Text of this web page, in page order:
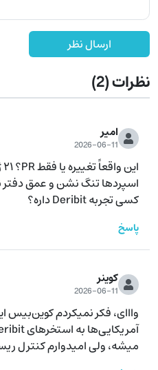
ارسال نظر
نظرات(2)
امیر
2026-06-11
کسی تجربه Deribit داره؟
پاسخ
کوینر
2026-06-11
میشه، ولی امیدوارم کنترل